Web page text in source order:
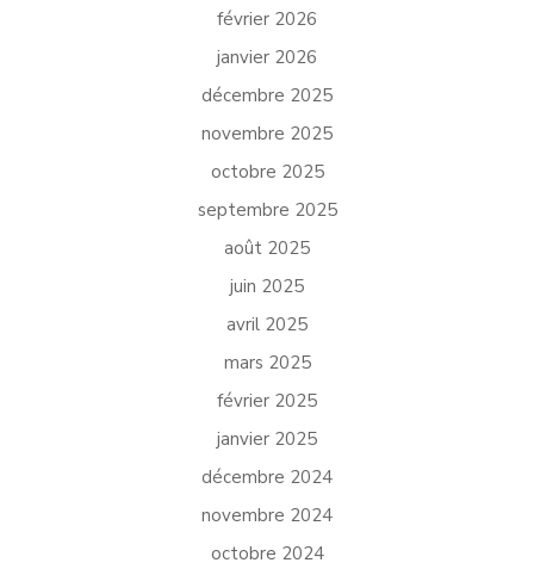
février 2026
janvier 2026
décembre 2025
novembre 2025
octobre 2025
septembre 2025
août 2025
juin 2025
avril 2025
mars 2025
février 2025
janvier 2025
décembre 2024
novembre 2024
octobre 2024